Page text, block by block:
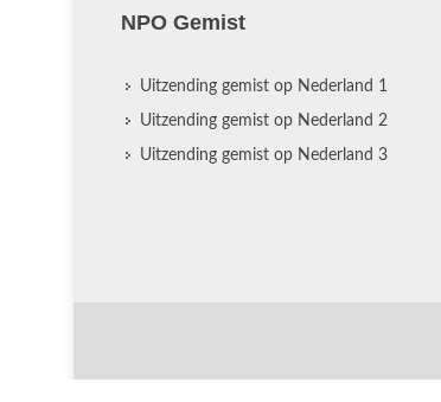
NPO Gemist
Uitzending gemist op Nederland 1
Uitzending gemist op Nederland 2
Uitzending gemist op Nederland 3